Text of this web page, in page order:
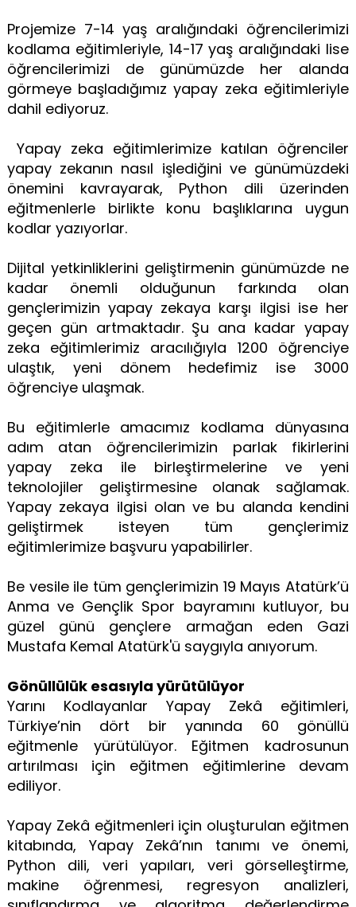
Projemize 7-14 yaş aralığındaki öğrencilerimizi
kodlama eğitimleriyle, 14-17 yaş aralığındaki lise
öğrencilerimizi de günümüzde her alanda
görmeye başladığımız yapay zeka eğitimleriyle
dahil ediyoruz.
Yapay zeka eğitimlerimize katılan öğrenciler
yapay zekanın nasıl işlediğini ve günümüzdeki
önemini kavrayarak, Python dili üzerinden
eğitmenlerle birlikte konu başlıklarına uygun
kodlar yazıyorlar.
Dijital yetkinliklerini geliştirmenin günümüzde ne
kadar önemli olduğunun farkında olan
gençlerimizin yapay zekaya karşı ilgisi ise her
geçen gün artmaktadır. Şu ana kadar yapay
zeka eğitimlerimiz aracılığıyla 1200 öğrenciye
ulaştık, yeni dönem hedefimiz ise 3000
öğrenciye ulaşmak.
Bu eğitimlerle amacımız kodlama dünyasına
adım atan öğrencilerimizin parlak fikirlerini
yapay zeka ile birleştirmelerine ve yeni
teknolojiler geliştirmesine olanak sağlamak.
Yapay zekaya ilgisi olan ve bu alanda kendini
geliştirmek isteyen tüm gençlerimiz
eğitimlerimize başvuru yapabilirler.
Be vesile ile tüm gençlerimizin 19 Mayıs Atatürk’ü
Anma ve Gençlik Spor bayramını kutluyor, bu
güzel günü gençlere armağan eden Gazi
Mustafa Kemal Atatürk'ü saygıyla anıyorum.
Gönüllülük esasıyla yürütülüyor
Yarını Kodlayanlar Yapay Zekâ eğitimleri,
Türkiye’nin dört bir yanında 60 gönüllü
eğitmenle yürütülüyor. Eğitmen kadrosunun
artırılması için eğitmen eğitimlerine devam
ediliyor.
Yapay Zekâ eğitmenleri için oluşturulan eğitmen
kitabında, Yapay Zekâ’nın tanımı ve önemi,
Python dili, veri yapıları, veri görselleştirme,
makine öğrenmesi, regresyon analizleri,